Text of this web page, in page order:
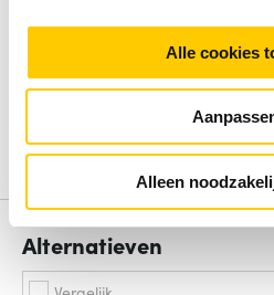
Alle cookies
Alleen
Beoordelingen binnenkort beschikbaar
Deel je ervaring met het product
review.
Schrijf een review
Alternatieven